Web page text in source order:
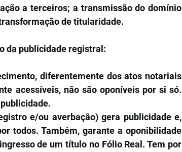
a terceiros; a transmissão do domínio
de titularidade.
da publicidade registral:
diferentemente dos atos notariais
acessíveis, não são oponíveis por si só.
e/ou averbação) gera publicidade e,
de um título no Fólio Real. Tem por